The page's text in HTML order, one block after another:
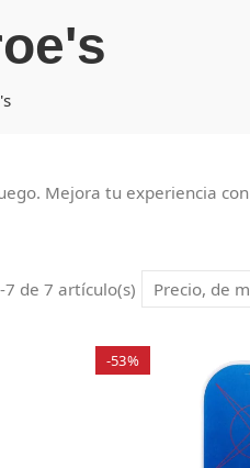
Mejora tu experiencia
de 7 artículo(s) Precio, de
-53%